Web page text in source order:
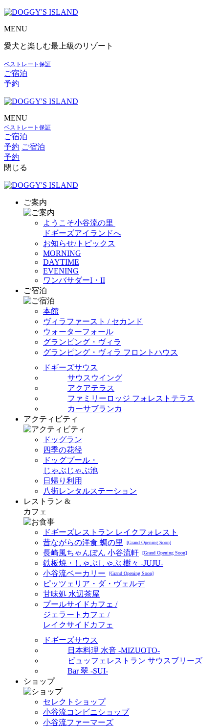
MENU
愛犬と楽しむ最上級のリゾート
ベストレート保証
ご宿泊
予約
MENU
ベストレート保証
ご宿泊
予約 ご宿泊
予約
閉じる
ご案内
ようこそ小谷流の里
ドギーズアイランドへ
お知らせ/トピックス
MORNING
DAYTIME
EVENING
ワンバサダーI・II
ご宿泊
本館
ヴィラファースト / セカンド
ウォーターフォール
グランピング・ヴィラ
グランピング・ヴィラ フロントハウス
ドギーズサウス
サウスウイング
アクアテラス
ファミリーロッジ フォレストテラス
カーサブランカ
アクティビティ
ドッグラン
四季の花径
ドッグプール・
じゃぶじゃぶ池
日帰り利用
八街レンタルステーション
レストラン &
カフェ
ドギーズレストラン レイクフォレスト
昔ながらの洋食 蜩の里
[Grand Opening Soon]
長崎風ちゃんぽん 小谷流軒 [Grand Opening Soon]
鉄板焼・しゃぶしゃぶ 樹々 -JUJU-
小谷流ベーカリー
[Grand Opening Soon]
ピッツェリア・ダ・ヴェルデ
甘味処 水辺茶屋
プールサイドカフェ /
ジェラートカフェ /
レイクサイドカフェ
ドギーズサウス
日本料理 水音 -MIZUOTO-
ビュッフェレストラン サウスブリーズ
Bar 翠 -SUI-
ショップ
セレクトショップ
小谷流コンビニショップ
小谷流ファーマーズ